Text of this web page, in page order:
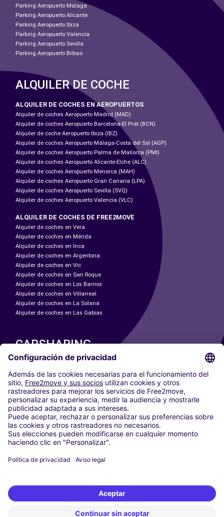
Parking Aeropuerto Malaga
Parking Aeropuerto Alicante
Parking Aeropuerto Ibiza
Parking Aeropuerto Valencia
Parking Aeropuerto Sevilla
Parking Aeropuerto Bilbao
ALQUILER DE COCHE
ALQUILER DE COCHES EN AEROPUERTOS
Alquiler de coches Aeropuerto Madrid (MAD)
Alquiler de coches Aeropuerto Barcelona-El Prat (BCN)
Alquiler de coche Aeropuerto Ibiza (IBZ)
Alquiler de coches Aeropuerto Málaga-Costa del Sol (AGP)
Alquiler de coches Aeropuerto Palma de Mallorca (PMI)
Alquiler de coches Aeropuerto Alicante-Elche (ALC)
Alquiler de coches Aeropuerto Menorca (MAH)
Alquiler de coches Aeropuerto Gran Canaria (LPA)
Alquiler de coches Aeropuerto Sevilla (SVQ)
Alquiler de coches Aeropuerto Valencia (VLC)
ALQUILER DE COCHES DE FREE2MOVE
Alquiler de coches en Vera
Alquiler de coches en Mérida
Alquiler de coches en Inca
Alquiler de coches en Argentona
Alquiler de coches en Vic
Alquiler de coches en San Roque
Alquiler de coches en Los Barrios
Alquiler de coches en Villarreal
Alquiler de coches en La Solana
Alquiler de coches en Las Gabias
CARSHARING
NUESTRAS CIUDADES
Paris
Madrid
Washington DC
Milán
Roma
Turín
Viena
Berlín
Düsseldorf